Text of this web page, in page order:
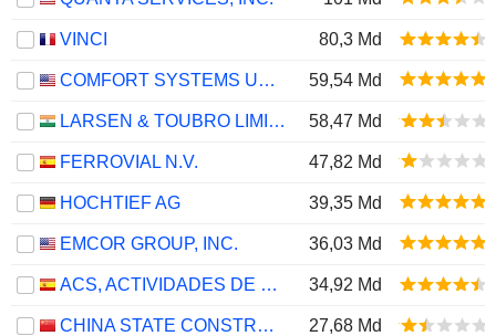
VINCI 80,3 Md
COMFORT SYSTEMS USA, INC. 59,54 Md
LARSEN & TOUBRO LIMITED 58,47 Md
FERROVIAL N.V. 47,82 Md
HOCHTIEF AG 39,35 Md
EMCOR GROUP, INC. 36,03 Md
ACS, ACTIVIDADES DE CONSTRUCCIÓN Y SERVICIOS, S.A. 34,92 Md
CHINA STATE CONSTRUCTION ENGINEERING CORPORATION LIMITED 27,68 Md